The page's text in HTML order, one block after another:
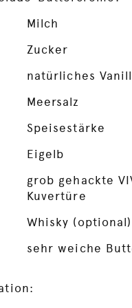
Milch
Zucker
natürliches
Meersalz
Speisestärke
Eigelb
grob gehackte
Kuvertüre
Whisky (optional)
sehr weiche